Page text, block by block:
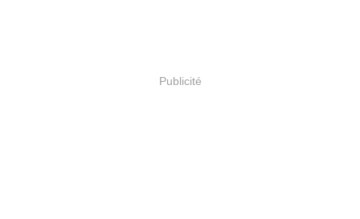
Publicité